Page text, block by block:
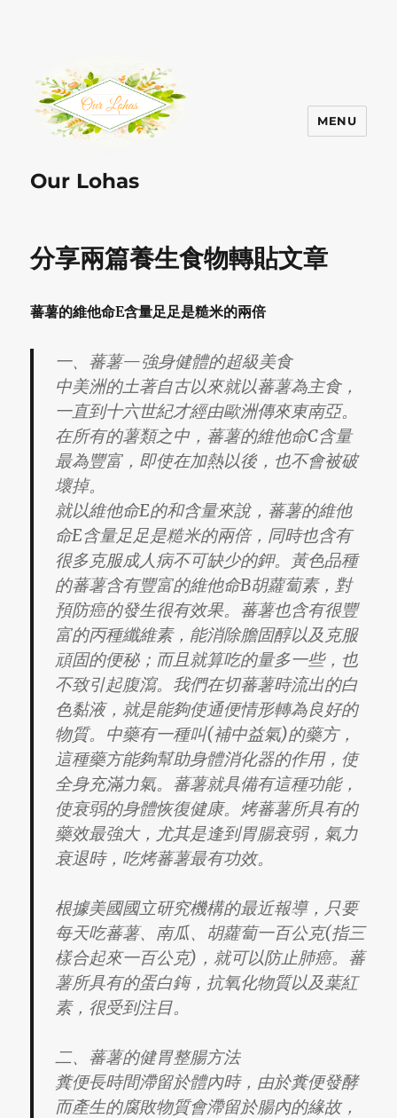
Our Lohas
MENU
分享兩篇養生食物轉貼文章
蕃薯的維他命E含量足足是糙米的兩倍
一、蕃薯—強身健體的超級美食
中美洲的土著自古以來就以蕃薯為主食，
一直到十六世紀才經由歐洲傳來東南亞。
在所有的薯類之中，蕃薯的維他命C含量
最為豐富，即使在加熱以後，也不會被破
壞掉。
就以維他命E的和含量來說，蕃薯的維他
命E含量足足是糙米的兩倍，同時也含有
很多克服成人病不可缺少的鉀。黃色品種
的蕃薯含有豐富的維他命B胡蘿蔔素，對
預防癌的發生很有效果。蕃薯也含有很豐
富的丙種纖維素，能消除膽固醇以及克服
頑固的便秘；而且就算吃的量多一些，也
不致引起腹瀉。我們在切蕃薯時流出的白
色黏液，就是能夠使通便情形轉為良好的
物質。中藥有一種叫(補中益氣)的藥方，
這種藥方能夠幫助身體消化器的作用，使
全身充滿力氣。蕃薯就具備有這種功能，
使衰弱的身體恢復健康。烤蕃薯所具有的
藥效最強大，尤其是逢到胃腸衰弱，氣力
衰退時，吃烤蕃薯最有功效。
根據美國國立研究機構的最近報導，只要
每天吃蕃薯、南瓜、胡蘿蔔一百公克(指三
樣合起來一百公克)，就可以防止肺癌。蕃
薯所具有的蛋白鋂，抗氧化物質以及葉紅
素，很受到注目。
二、蕃薯的健胃整腸方法
糞便長時間滯留於體內時，由於糞便發酵
而產生的腐敗物質會滯留於腸內的緣故，